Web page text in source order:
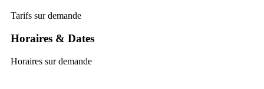
Tarifs sur demande
Horaires & Dates
Horaires sur demande